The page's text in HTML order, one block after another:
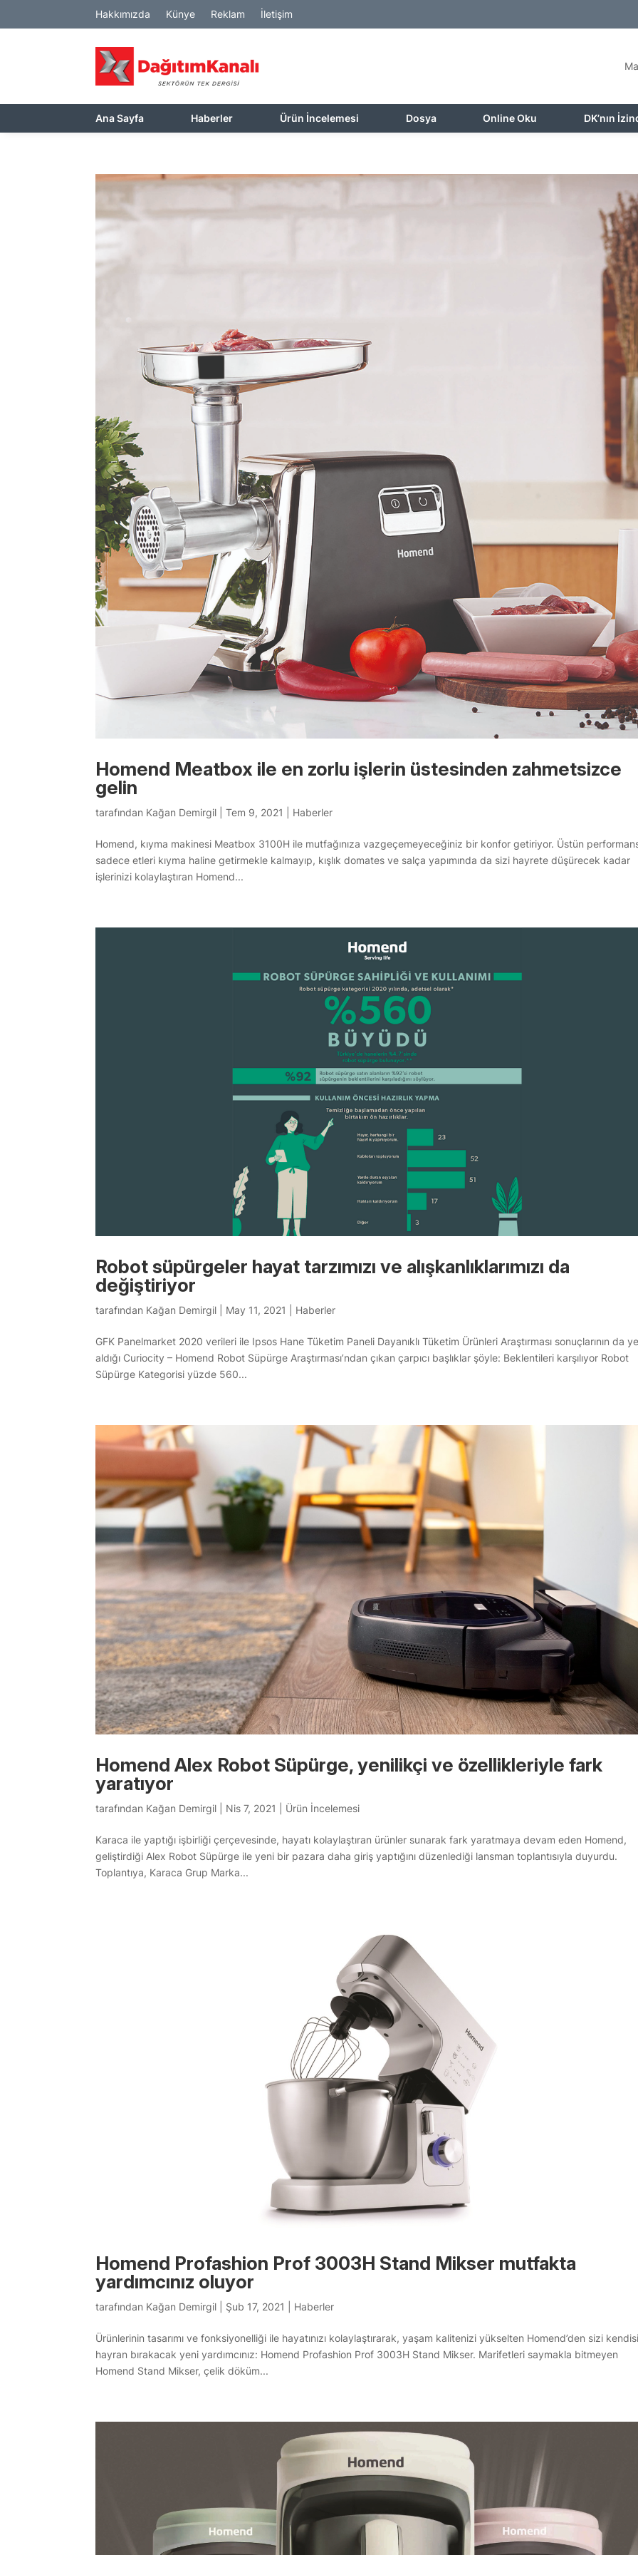
Hakkımızda Künye Reklam İletişim
Ana Sayfa Haberler Ürün İncelemesi Dosya Online Oku DK’nın
Homend Meatbox ile en zorlu işlerin üstesinden zahmetsizce
gelin
tarafından Kağan Demirgil |Tem 9, 2021 Haberler
Homend, kıyma makinesi Meatbox 3100H ile mutfağınıza vazgeçemeyeceğiniz bir konfor getiriyor. Üstün
sadece etleri kıyma haline getirmekle kalmayıp, kışlık domates ve salça yapımında da sizi hayrete düşürecek kadar
işlerinizi kolaylaştıran Homend...
Robot süpürgeler hayat tarzımızı ve alışkanlıklarımızı da
değiştiriyor
tarafından Kağan Demirgil May 11, 2021 Haberler
GFK Panelmarket 2020 verileri ile Ipsos Hane Tüketim Paneli Dayanıklı Tüketim Ürünleri Araştırması sonuçlarının da
aldığı Curiocity – Homend Robot Süpürge Araştırması’ndan çıkan çarpıcı başlıklar şöyle: Beklentileri karşılıyor Robot
Süpürge Kategorisi yüzde 560...
Homend Alex Robot Süpürge, yenilikçi ve özellikleriyle fark
yaratıyor
tarafından Kağan Demirgil Nis 7, 2021 Ürün İncelemesi
Karaca ile yaptığı işbirliği çerçevesinde, hayatı kolaylaştıran ürünler sunarak fark yaratmaya devam eden Homend,
geliştirdiği Alex Robot Süpürge ile yeni bir pazara daha giriş yaptığını düzenlediği lansman toplantısıyla duyurdu.
Toplantıya, Karaca Grup Marka...
Homend Profashion Prof 3003H Stand Mikser mutfakta
yardımcınız oluyor
tarafından Kağan Demirgil Şub 17, 2021 Haberler
Ürünlerinin tasarımı ve fonksiyonelliği ile hayatınızı kolaylaştırarak, yaşam kalitenizi yükselten Homend’den sizi
hayran bırakacak yeni yardımcınız: Homend Profashion Prof 3003H Stand Mikser. Marifetleri saymakla bitmeyen
Homend Stand Mikser, çelik döküm...